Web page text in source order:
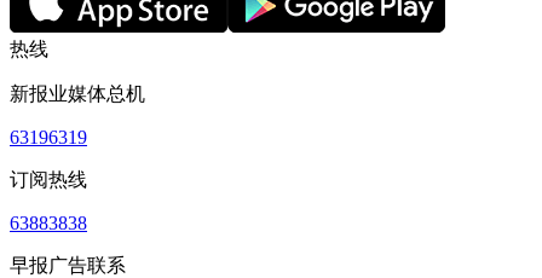
热线
新报业媒体总机
63196319
订阅热线
63883838
早报广告联系